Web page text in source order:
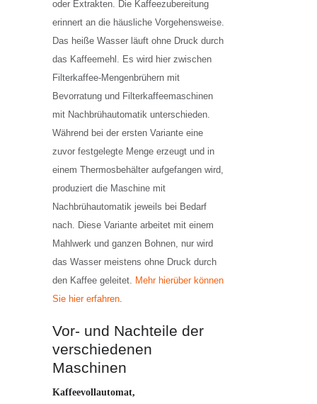
oder Extrakten. Die Kaffeezubereitung
erinnert an die häusliche Vorgehensweise.
Das heiße Wasser läuft ohne Druck durch
das Kaffeemehl. Es wird hier zwischen
Filterkaffee-Mengenbrühern mit
Bevorratung und Filterkaffeemaschinen
mit Nachbrühautomatik unterschieden.
Während bei der ersten Variante eine
zuvor festgelegte Menge erzeugt und in
einem Thermosbehälter aufgefangen wird,
produziert die Maschine mit
Nachbrühautomatik jeweils bei Bedarf
nach. Diese Variante arbeitet mit einem
Mahlwerk und ganzen Bohnen, nur wird
das Wasser meistens ohne Druck durch
den Kaffee geleitet. Mehr hierüber können
Sie hier erfahren
Vor- und Nachteile der
verschiedenen
Maschinen
Kaffeevollautomat,